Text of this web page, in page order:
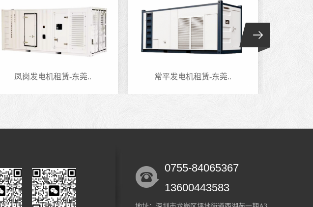
凤岗发电机租赁-东莞.. 常平发电机租赁-东莞..
0755-84065367
13600443583